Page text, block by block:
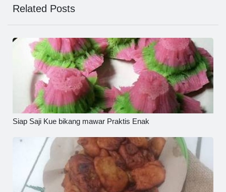
Related Posts
Siap Saji Kue bikang mawar Praktis Enak